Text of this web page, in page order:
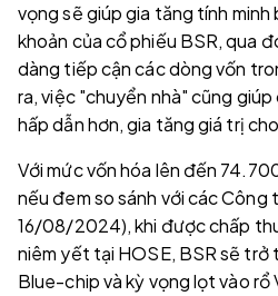
vọng sẽ giúp gia tăng tính
khoản của cổ phiếu BSR, qua
dàng tiếp cận các dòng vốn
ra, việc "chuyển nhà" cũng
hấp dẫn hơn, gia tăng giá trị
Với mức vốn hóa lên đến
nếu đem so sánh với các
16/08/2024), khi được chấp
niêm yết tại HOSE, BSR sẽ trở
Blue-chip và kỳ vọng lọt vào